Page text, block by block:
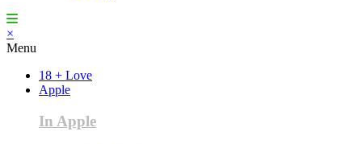
×
Menu
18 + Love
Apple
In Apple